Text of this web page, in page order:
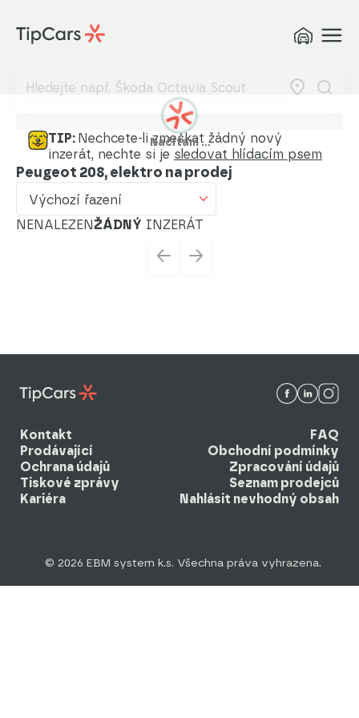
Načítám …
TIP: Nechcete-li zmeškat žádný nový
inzerát, nechte si je sledovat hlídacím psem
Peugeot 208, elektro na prodej
Výchozí řazení
Výchozí řazení
Od nejdražšího
Od nejmenšího nájezdu
Od nejvyššího nájezdu
Od nejstaršího vozu
Od nejnovějšího vozu
Od nejnovějšího inzerátu
Abecedně od Z do A
NENALEZENŽÁDNÝ INZERÁT
Kontakt
FAQ
Prodávající
Obchodní podmínky
Ochrana údajů
Zpracování údajů
Tiskové zprávy
Seznam prodejců
Kariéra
Nahlásit nevhodný obsah
© 2026 EBM system k.s. Všechna práva vyhrazena.